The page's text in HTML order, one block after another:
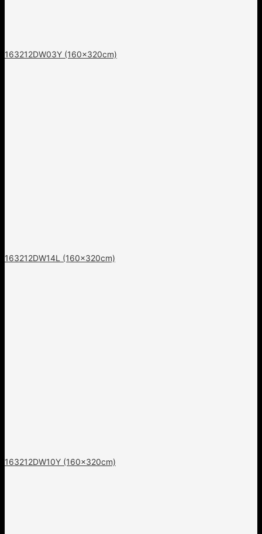
163212DW03Y (160x320cm)
163212DW14L (160x320cm)
163212DW10Y (160x320cm)